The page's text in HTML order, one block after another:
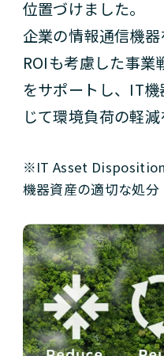
位置づけました。
企業の情報通信機器
ROIも考慮した事
をサポートし、IT
じて環境負荷の軽減
※IT Asset
機器資産の適切な処分